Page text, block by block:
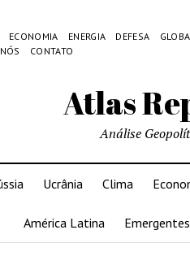
ECONOMIA ENERGIA DEFESA
CONTATO
Atlas
Análise
Ucrânia Clima
América Latina Emergentes